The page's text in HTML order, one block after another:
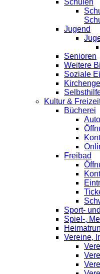
Schulen
Jugend
Senioren
Weitere
Soziale
Kultur &
Bücherei
Freibad
Sport-
Spiel-,
Vereine,